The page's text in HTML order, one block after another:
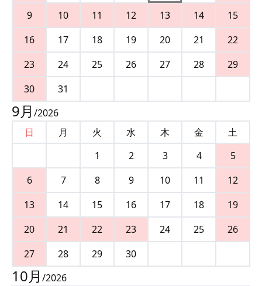
9
10 11 12 13 14
15
16
17 18 19 20 21
22
23
24 25 26 27 28
29
30
31
9月 /2026
日
月 火 水 木 金
土
1
2 3 4
5
6
7 8 9 10 11
12
13
14 15 16 17 18
19
20
21 22 23 24 25
26
27
28 29 30
10月 /2026